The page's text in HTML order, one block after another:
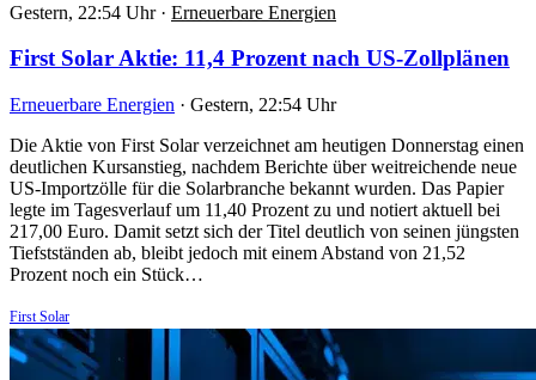
Gestern, 22:54 Uhr · Erneuerbare Energien
First Solar Aktie: 11,4 Prozent nach US-Zollplänen
Erneuerbare Energien · Gestern, 22:54 Uhr
Die Aktie von First Solar verzeichnet am heutigen Donnerstag einen
deutlichen Kursanstieg, nachdem Berichte über weitreichende neue
US-Importzölle für die Solarbranche bekannt wurden. Das Papier
legte im Tagesverlauf um 11,40 Prozent zu und notiert aktuell bei
217,00 Euro. Damit setzt sich der Titel deutlich von seinen jüngsten
Tiefstständen ab, bleibt jedoch mit einem Abstand von 21,52
Prozent noch ein Stück…
First Solar